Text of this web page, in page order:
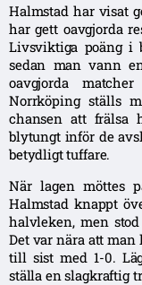
Halmstad har visat
har gett oavgjorda
Livsviktiga poäng i
sedan man vann
oavgjorda
Norrköping ställs
chansen att frälsa
blytungt inför de
betydligt tuffare.
När lagen möttes
Halmstad knappt
halvleken, men
Det var nära att
till sist med 1-0.
ställa en slagkraftig